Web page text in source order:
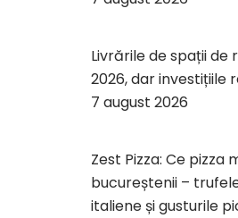
Livrările de spații
2026, dar investițiile
7 august 2026
Zest Pizza: Ce pizza
bucureștenii –
italiene și gusturile